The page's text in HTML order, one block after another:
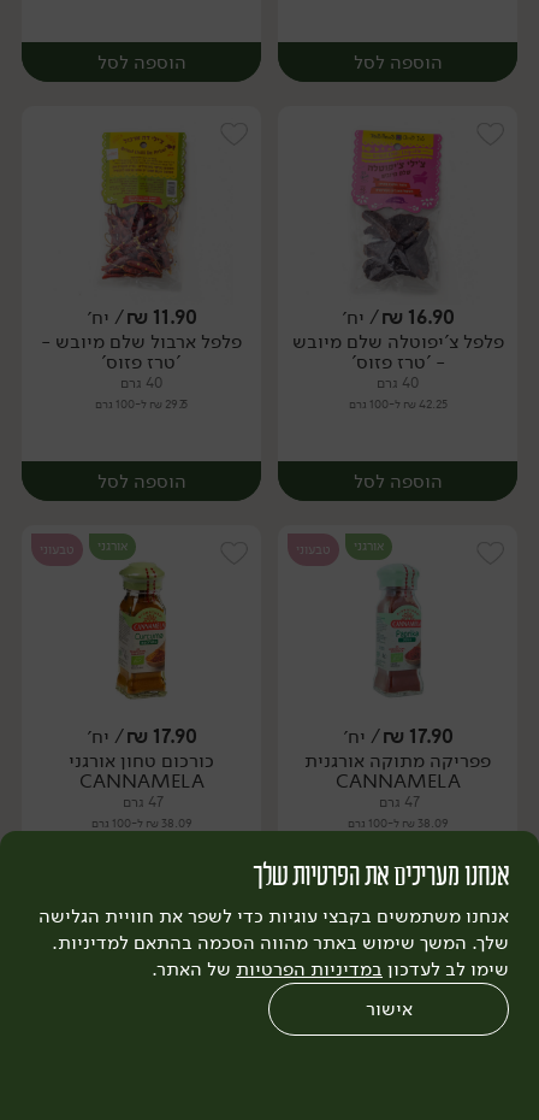
הוספה לסל
יח׳
הוספה לסל
יח׳
16.90
₪/ יח׳
פלפל צ'יפוטלה שלם מיובש
- 'טרז פזוס'
40 גרם
42.25 ₪ ל-100 גרם
הוספה לסל
יח׳
11.90
₪/ יח׳
פלפל ארבול שלם מיובש -
'טרז פזוס'
40 גרם
29.75 ₪ ל-100 גרם
הוספה לסל
יח׳
אורגני טבעוני
17.90
₪/ יח׳
פפריקה מתוקה אורגנית
CANNAMELA
47 גרם
38.09 ₪ ל-100 גרם
אורגני טבעוני
17.90
₪/ יח׳
כורכום טחון אורגני
CANNAMELA
47 גרם
38.09 ₪ ל-100 גרם
אורגני טבעוני
אנחנו מעריכים את הפרטיות שלך
אנחנו משתמשים בקבצי עוגיות כדי לשפר את חוויית הגלישה
שלך. המשך שימוש באתר מהווה הסכמה בהתאם למדיניות.
שימו לב לעדכון במדיניות הפרטיות של האתר.
אישור